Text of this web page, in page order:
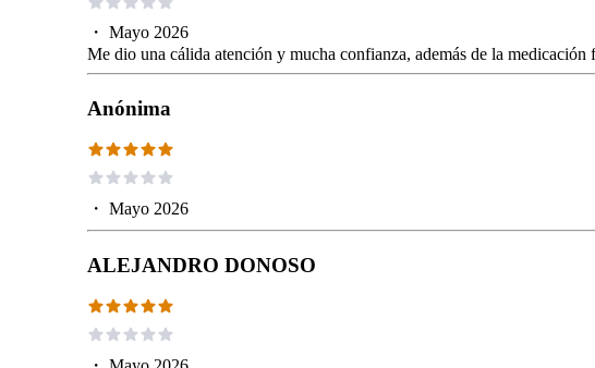
・ Mayo 2026
Me dio una cálida atención y mucha confianza, además de la
Anónima
・ Mayo 2026
ALEJANDRO DONOSO